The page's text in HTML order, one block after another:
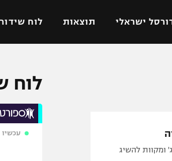
ישראלי תוצאות לוח
הפועל חולון
כדורסל עולמי
ומקוות להשיג
לוח
עכשיו